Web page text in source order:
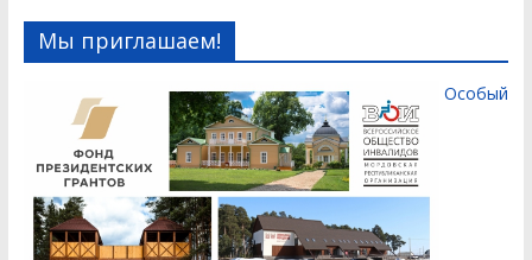
Мы приглашаем!
Особый